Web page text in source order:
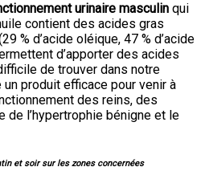
urinaire masculin qui
contient des acides gras
% d’acide oléique, 47 % d’acide
d’apporter des acides
de trouver dans notre
produit efficace pour venir à
des reins, des
de l’hypertrophie bénigne et le
et soir sur les zones concernées